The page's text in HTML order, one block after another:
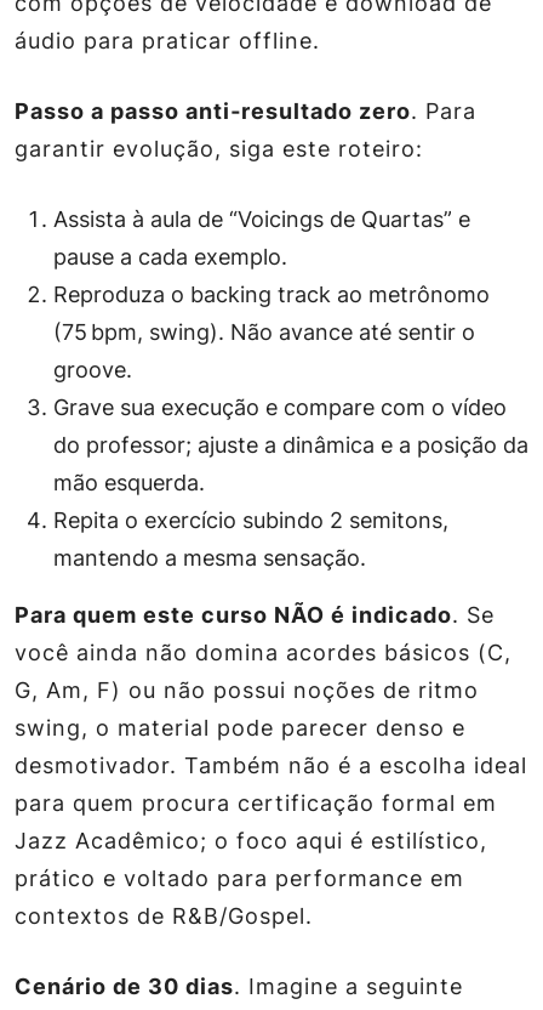
áudio para praticar offline.
Passo a passo anti‑resultado zero. Para
garantir evolução, siga este roteiro:
Assista à aula de “Voicings de Quartas” e
pause a cada exemplo.
Reproduza o backing track ao metrônomo
(75 bpm, swing). Não avance até sentir o
groove.
Grave sua execução e compare com o vídeo
do professor; ajuste a dinâmica e a posição da
mão esquerda.
Repita o exercício subindo 2 semitons,
mantendo a mesma sensação.
Para quem este curso NÃO é indicado. Se
você ainda não domina acordes básicos (C,
G, Am, F) ou não possui noções de ritmo
swing, o material pode parecer denso e
desmotivador. Também não é a escolha ideal
para quem procura certificação formal em
Jazz Acadêmico; o foco aqui é estilístico,
prático e voltado para performance em
contextos de R&B/Gospel.
Cenário de 30 dias. Imagine a seguinte